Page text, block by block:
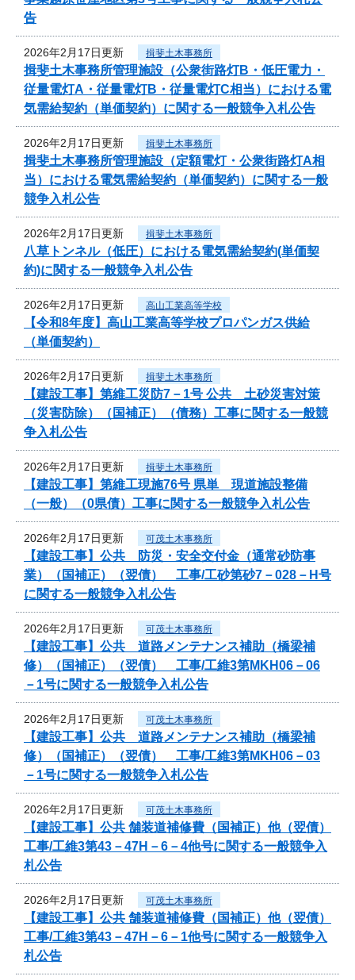
告
2026年2月17日更新 揖斐土木事務所
揖斐土木事務所管理施設（公衆街路灯B・低圧電力・
従量電灯A・従量電灯B・従量電灯C相当）における電
気需給契約（単価契約）に関する一般競争入札公告
2026年2月17日更新 揖斐土木事務所
揖斐土木事務所管理施設（定額電灯・公衆街路灯A相
当）における電気需給契約（単価契約）に関する一般
競争入札公告
2026年2月17日更新 揖斐土木事務所
八草トンネル（低圧）における電気需給契約(単価契
約)に関する一般競争入札公告
2026年2月17日更新 高山工業高等学校
【令和8年度】高山工業高等学校プロパンガス供給
（単価契約）
2026年2月17日更新 揖斐土木事務所
【建設工事】第維工災防7－1号 公共 土砂災害対策
（災害防除）（国補正）（債務）工事に関する一般競
争入札公告
2026年2月17日更新 揖斐土木事務所
【建設工事】第維工現施76号 県単 現道施設整備
（一般）（0県債）工事に関する一般競争入札公告
2026年2月17日更新 可茂土木事務所
【建設工事】公共 防災・安全交付金（通常砂防事
業）（国補正）（翌債） 工事/工砂第砂7－028－H号
に関する一般競争入札公告
2026年2月17日更新 可茂土木事務所
【建設工事】公共 道路メンテナンス補助（橋梁補
修）（国補正）（翌債） 工事/工維3第MKH06－06
－1号に関する一般競争入札公告
2026年2月17日更新 可茂土木事務所
【建設工事】公共 道路メンテナンス補助（橋梁補
修）（国補正）（翌債） 工事/工維3第MKH06－03
－1号に関する一般競争入札公告
2026年2月17日更新 可茂土木事務所
【建設工事】公共 舗装道補修費（国補正）他（翌債）
工事/工維3第43－47H－6－4他号に関する一般競争入
札公告
2026年2月17日更新 可茂土木事務所
【建設工事】公共 舗装道補修費（国補正）他（翌債）
工事/工維3第43－47H－6－1他号に関する一般競争入
札公告